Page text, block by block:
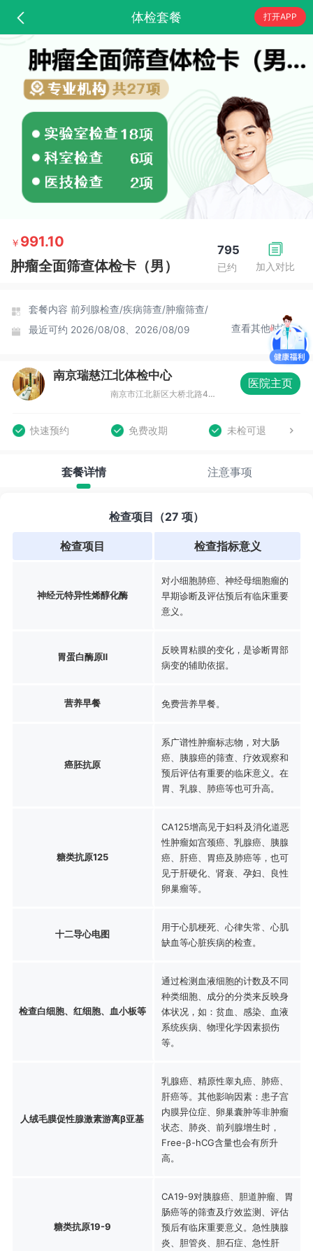
体检套餐 打开APP
加入对比
795
已约
￥ 991.10
肿瘤全面筛查体检卡（男）
套餐内容 前列腺检查/疾病筛查/肿瘤筛查/
最近可约 2026/08/08、2026/08/09 查看其他时间
南京瑞慈江北体检中心
南京市江北新区大桥北路48号弘阳家居南京桥北店（宜必思酒店弘阳店）A4馆5层
医院主页
快速预约 免费改期 未检可退
套餐详情 注意事项
检查项目（27 项）
检查项目 检查指标意义
神经元特异性烯醇化酶
对小细胞肺癌、神经母细胞瘤的
早期诊断及评估预后有临床重要
意义。
胃蛋白酶原Ⅱ
反映胃粘膜的变化，是诊断胃部
病变的辅助依据。
营养早餐 免费营养早餐。
癌胚抗原
系广谱性肿瘤标志物，对大肠
癌、胰腺癌的筛查、疗效观察和
预后评估有重要的临床意义。在
胃、乳腺、肺癌等也可升高。
糖类抗原125
CA125增高见于妇科及消化道恶
性肿瘤如宫颈癌、乳腺癌、胰腺
癌、肝癌、胃癌及肺癌等，也可
见于肝硬化、肾衰、孕妇、良性
卵巢瘤等。
十二导心电图
用于心肌梗死、心律失常、心肌
缺血等心脏疾病的检查。
检查白细胞、红细胞、血小板等
通过检测血液细胞的计数及不同
种类细胞、成分的分类来反映身
体状况，如：贫血、感染、血液
系统疾病、物理化学因素损伤
等。
人绒毛膜促性腺激素游离β亚基
乳腺癌、精原性睾丸癌、肺癌、
肝癌等。其他影响因素：患子宫
内膜异位症、卵巢囊肿等非肿瘤
状态、肺炎、前列腺增生时，
Free-β-hCG含量也会有所升
高。
糖类抗原19-9
CA19-9对胰腺癌、胆道肿瘤、胃
肠癌等的筛查及疗效监测、评估
预后有临床重要意义。急性胰腺
炎、胆管炎、胆石症、急性肝